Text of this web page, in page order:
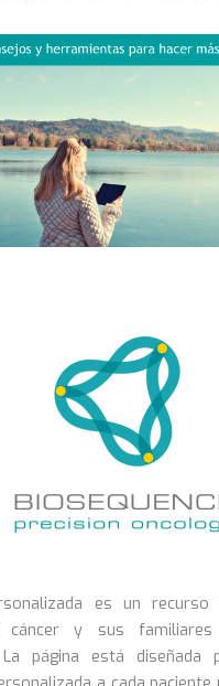
es un
cáncer y sus familiares
La página está diseñada